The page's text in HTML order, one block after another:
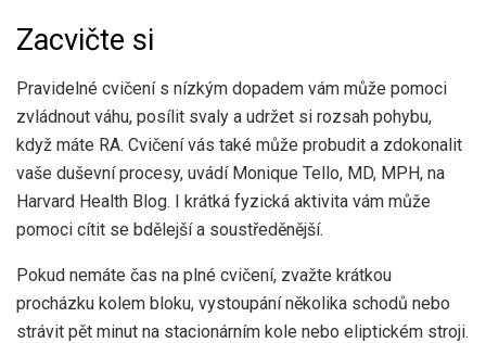
Zacvičte si
Pravidelné cvičení s nízkým dopadem vám může pomoci
zvládnout váhu, posílit svaly a udržet si rozsah pohybu,
když máte RA. Cvičení vás také může probudit a zdokonalit
vaše duševní procesy, uvádí Monique Tello, MD, MPH, na
Harvard Health Blog. I krátká fyzická aktivita vám může
pomoci cítit se bdělejší a soustředěnější.
Pokud nemáte čas na plné cvičení, zvažte krátkou
procházku kolem bloku, vystoupání několika schodů nebo
strávit pět minut na stacionárním kole nebo eliptickém stroji.